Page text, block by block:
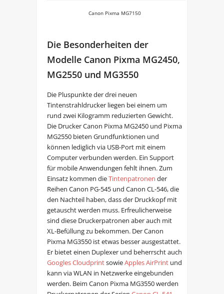
Canon Pixma MG7150
Die Besonderheiten der
Modelle Canon Pixma MG2450,
MG2550 und MG3550
Die Pluspunkte der drei neuen
Tintenstrahldrucker liegen bei einem um
rund zwei Kilogramm reduzierten Gewicht.
Die Drucker Canon Pixma MG2450 und Pixma
MG2550 bieten Grundfunktionen und
können lediglich via USB-Port mit einem
Computer verbunden werden. Ein Support
für mobile Anwendungen fehlt ihnen. Zum
Einsatz kommen dieTintenpatronen der
Reihen Canon PG-545 und Canon CL-546, die
den Nachteil haben, dass der Druckkopf mit
getauscht werden muss. Erfreulicherweise
sind diese Druckerpatronen aber auch mit
XL-Befüllung zu bekommen. Der Canon
Pixma MG3550 ist etwas besser ausgestattet.
Er bietet einen Duplexer und beherrscht auch
Googles CloudprintsowieApples AirPrintund
kann via WLAN in Netzwerke eingebunden
werden. Beim Canon Pixma MG3550 werden